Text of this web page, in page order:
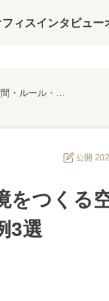
フィスインタビュー
公開
をつくる
3選